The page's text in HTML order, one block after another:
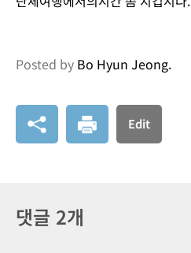
Posted by Bo Hyun Jeong.
Edit
댓글 2개